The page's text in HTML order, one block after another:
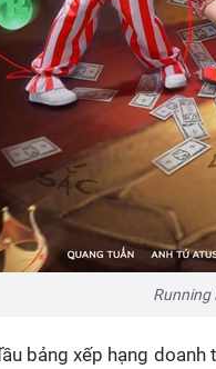
Running
bảng xếp hạng doanh